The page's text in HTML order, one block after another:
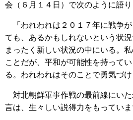
会（６月１４日）で次のように語り
「われわれは２０１７年に戦争
ても、あるかもしれないという状況
まったく新しい状況の中にいる。
ことだが、平和が可能性を持って
る。われわれはそのことで勇気づけ
対北朝鮮軍事作戦の最前線にい
言は、生々しい説得力をもっていま